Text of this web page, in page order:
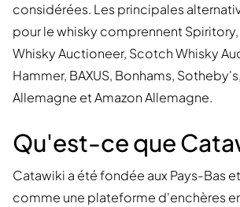
considérées. Les principales
pour le whisky comprennent
Whisky Auctioneer, Scotch Whisky
Hammer, BAXUS, Bonhams,
Allemagne et Amazon Allemagne.
Qu'est-ce que
Catawiki a été fondée aux Pays-Bas
comme une plateforme d'enchères